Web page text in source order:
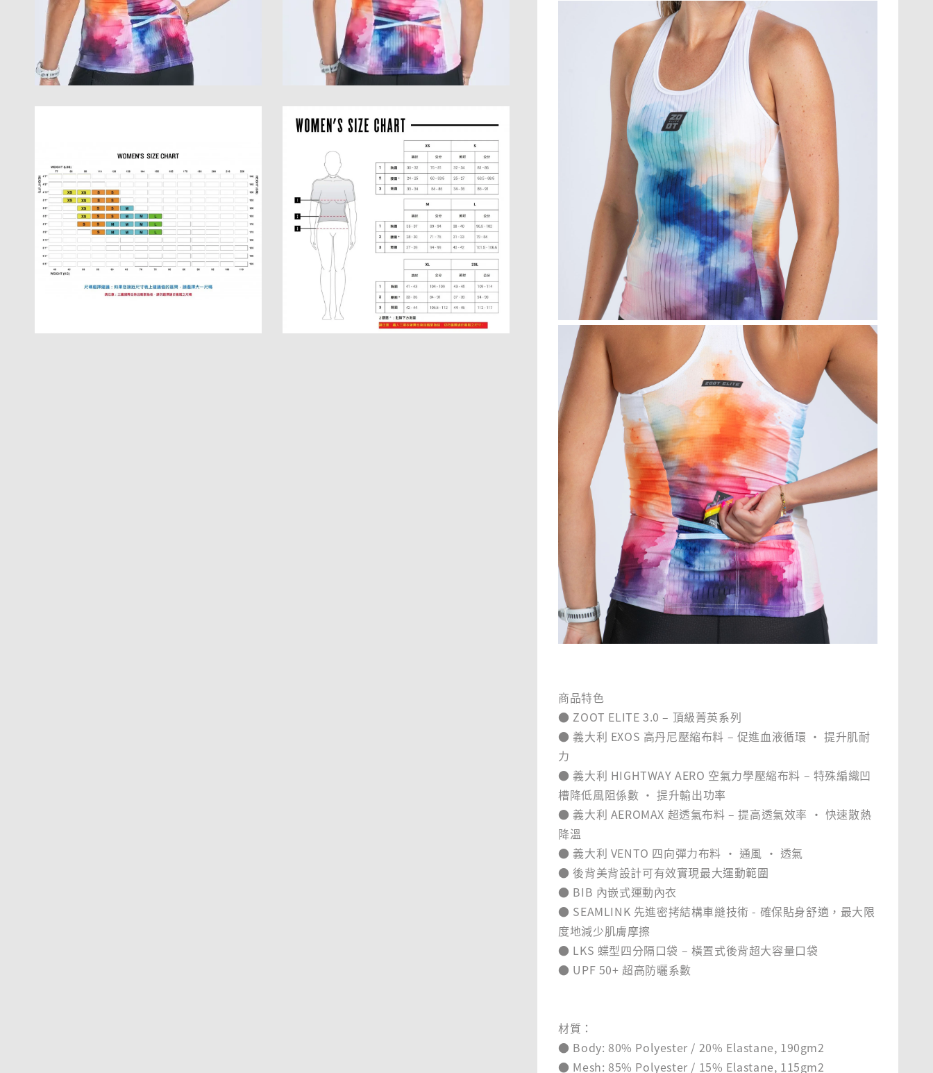
商品特色
● ZOOT ELITE 3.0 – 頂級菁英系列
● 義大利 EXOS 高丹尼壓縮布料 – 促進血液循環 ‧ 提升肌耐
力
● 義大利 HIGHTWAY AERO 空氣力學壓縮布料 – 特殊編織凹
槽降低風阻係數 ‧ 提升輸出功率
● 義大利 AEROMAX 超透氣布料 – 提高透氣效率 ‧ 快速散熱
降溫
● 義大利 VENTO 四向彈力布料 ‧ 通風 ‧ 透氣
● 後背美背設計可有效實現最大運動範圍
● BIB 內嵌式運動內衣
● SEAMLINK 先進密拷結構車縫技術 - 確保貼身舒適，最大限
度地減少肌膚摩擦
● LKS 蝶型四分隔口袋 – 橫置式後背超大容量口袋
● UPF 50+ 超高防曬系數
材質：
● Body: 80% Polyester / 20% Elastane, 190gm2
● Mesh: 85% Polyester / 15% Elastane, 115gm2